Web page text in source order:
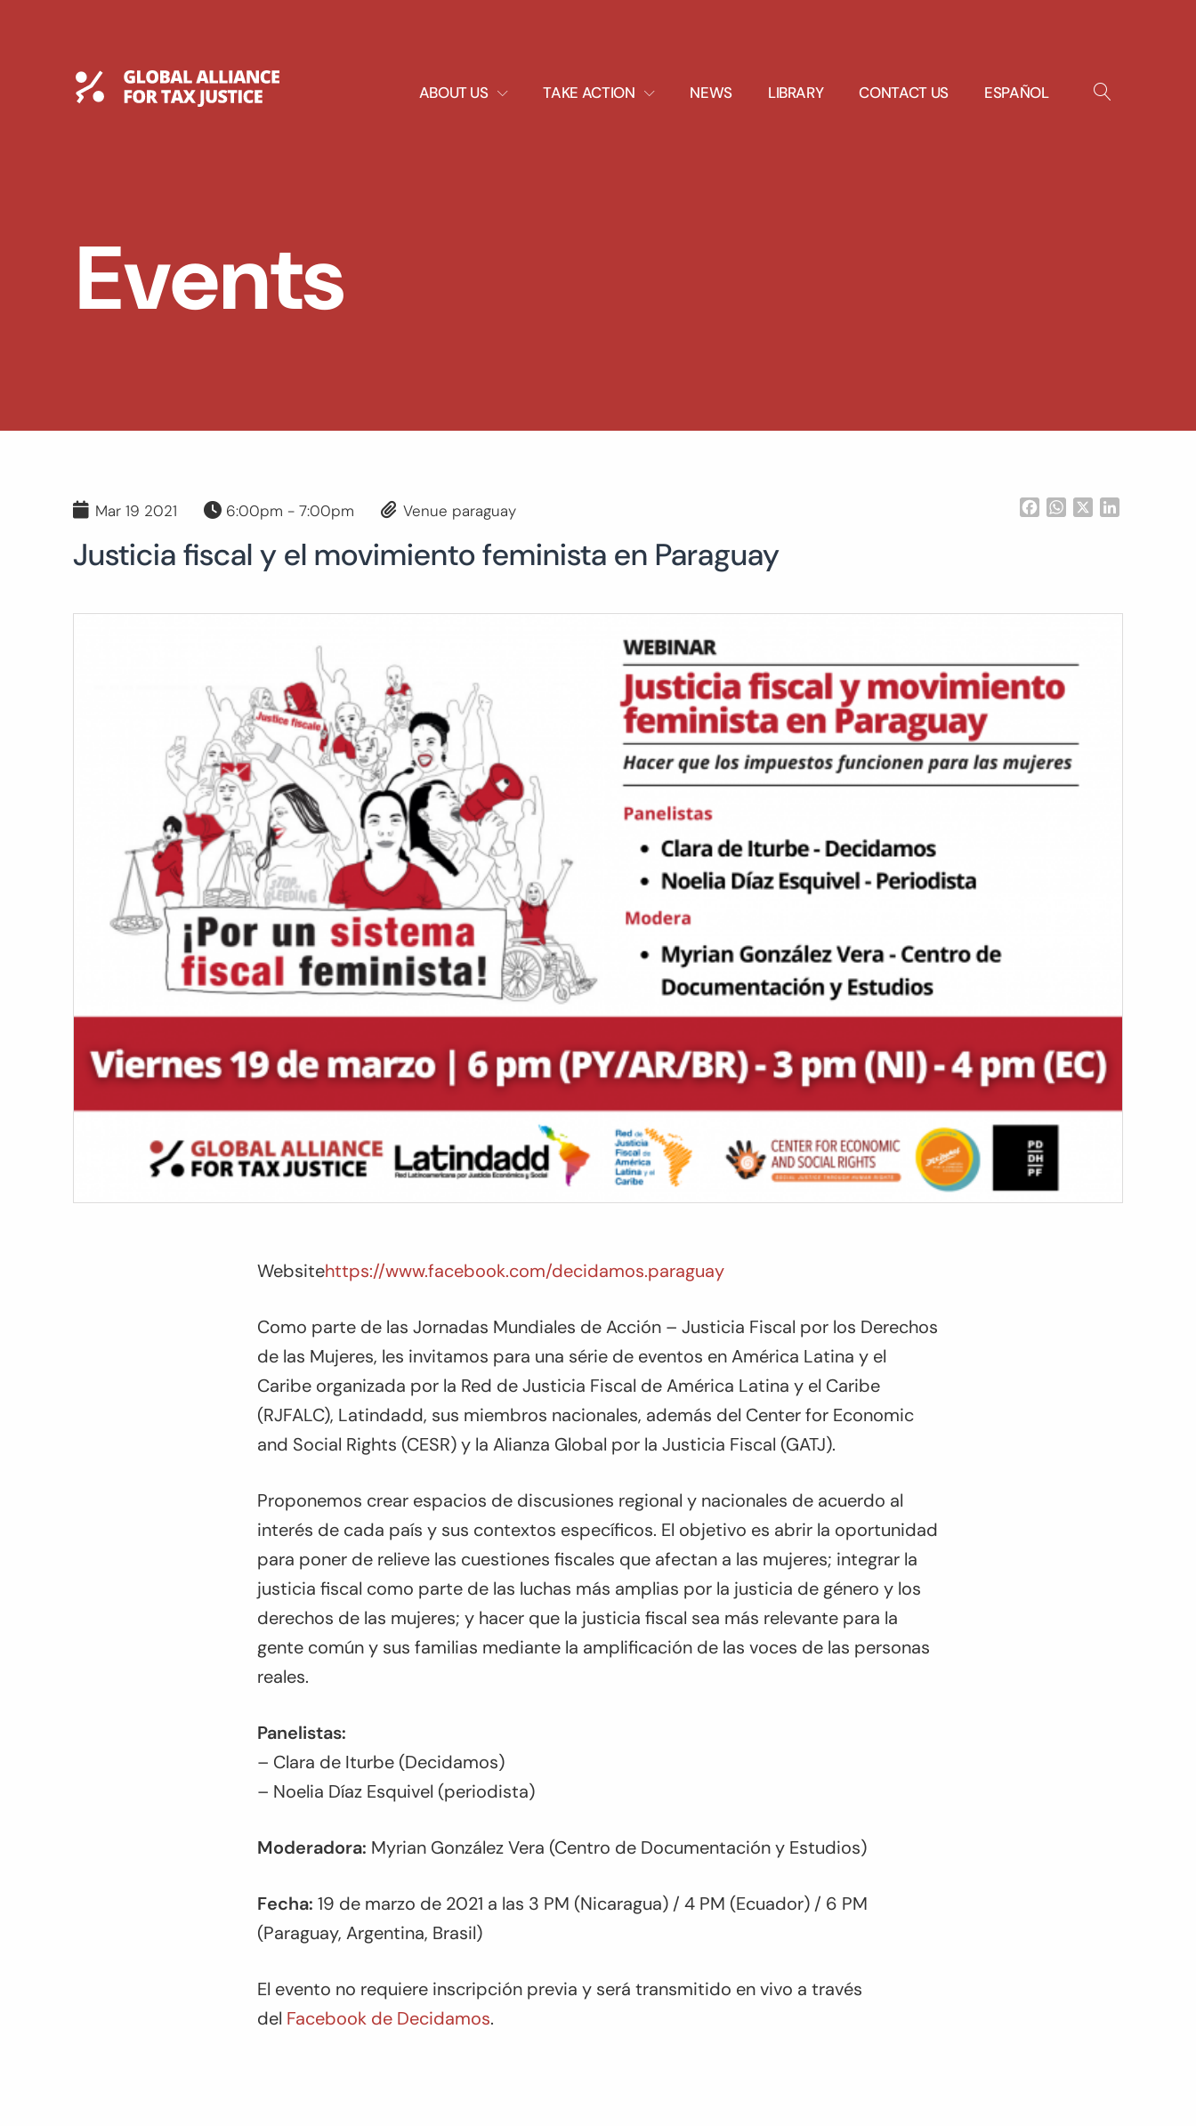
Global Tax Justice ABOUT US
EXPAND
DROPDOWN
TAKE ACTION
EXPAND
DROPDOWN
NEWS LIBRARY CONTACT US ESPAÑOL
Events
Mar 19 2021 6:00pm - 7:00pm Venue paraguay FacebookWhatsApp
Justicia fiscal y el movimiento feminista en Paraguay
Websitehttps://www.facebook.com/decidamos.paraguay
Como parte de las Jornadas Mundiales de Acción – Justicia Fiscal por los Derechos
de las Mujeres, les invitamos para una série de eventos en América Latina y el
Caribe organizada por la Red de Justicia Fiscal de América Latina y el Caribe
(RJFALC), Latindadd, sus miembros nacionales, además del Center for Economic
and Social Rights (CESR) y la Alianza Global por la Justicia Fiscal (GATJ).
Proponemos crear espacios de discusiones regional y nacionales de acuerdo al
interés de cada país y sus contextos específicos. El objetivo es abrir la oportunidad
para poner de relieve las cuestiones fiscales que afectan a las mujeres; integrar la
justicia fiscal como parte de las luchas más amplias por la justicia de género y los
derechos de las mujeres; y hacer que la justicia fiscal sea más relevante para la
gente común y sus familias mediante la amplificación de las voces de las personas
reales.
Panelistas:
– Clara de Iturbe (Decidamos)
– Noelia Díaz Esquivel (periodista)
Moderadora: Myrian González Vera (Centro de Documentación y Estudios)
Fecha: 19 de marzo de 2021 a las 3 PM (Nicaragua) / 4 PM (Ecuador) / 6 PM
(Paraguay, Argentina, Brasil)
El evento no requiere inscripción previa y será transmitido en vivo a través
del Facebook de Decidamos.